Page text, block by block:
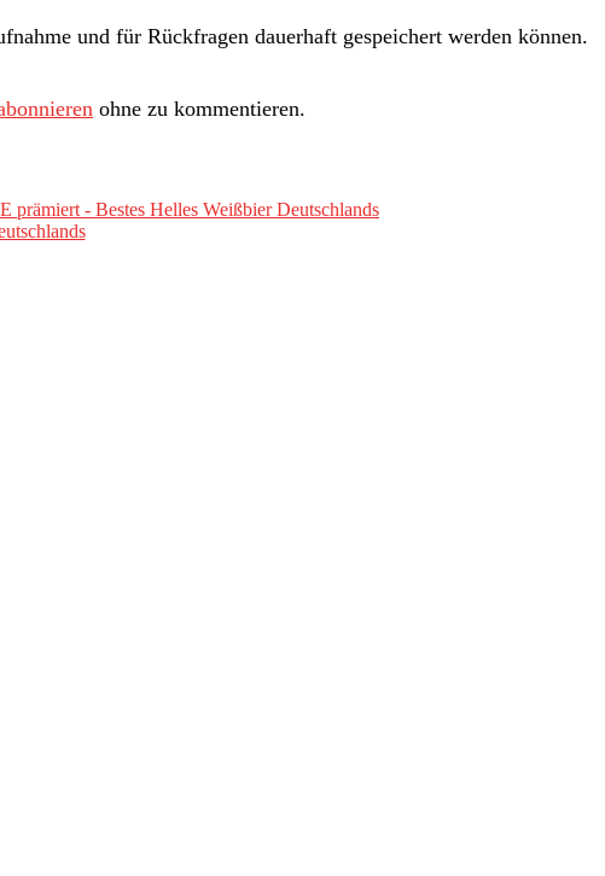
und für Rückfragen dauerhaft gespeichert werden können.
ohne zu kommentieren.